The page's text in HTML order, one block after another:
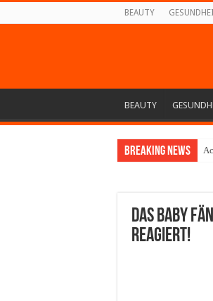
BEAUTY
BEAUTY
Breaking News
Das Baby
reagiert!